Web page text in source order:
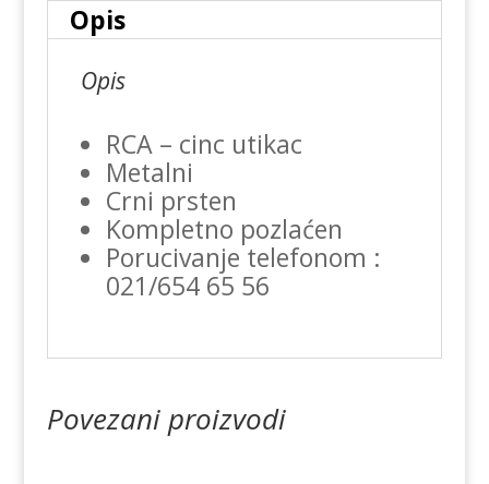
Opis
Opis
RCA – cinc utikac
Metalni
Crni prsten
Kompletno pozlaćen
Porucivanje telefonom :
021/654 65 56
Povezani proizvodi